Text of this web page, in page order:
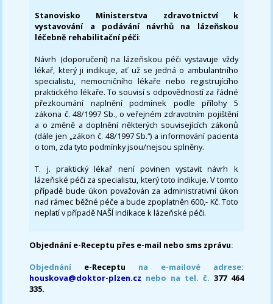
Stanovisko Ministerstva zdravotnictví k
vystavování a podávání návrhů na lázeňskou
léčebně rehabilitační péči:
Návrh (doporučení) na lázeňskou péči vystavuje vždy
lékař, který ji indikuje, ať už se jedná o ambulantního
specialistu, nemocničního lékaře nebo registrujícího
praktického lékaře. To souvisí s odpovědností za řádné
přezkoumání naplnění podmínek podle přílohy 5
zákona č. 48/1997 Sb., o veřejném zdravotním pojištění
a o změně a doplnění některých souvisejících zákonů
(dále jen „zákon č. 48/1997 Sb.“) a informování pacienta
o tom, zda tyto podmínky jsou/nejsou splněny.
T. j. praktický lékař není povinen vystavit návrh k
lázeňské péči za specialistu, který toto indikuje. V tomto
případě bude úkon považován za administrativní úkon
nad rámec běžné péče a bude zpoplatněn 600,- Kč. Toto
neplatí v případě NAŠÍ indikace k lázeňské péči.
Objednání e-Receptu přes e-mail nebo sms zprávu:
Objednání e-Receptu na e-mailové adrese:
houskova@doktor-plzen.cz nebo na tel. č. 377 464
335.